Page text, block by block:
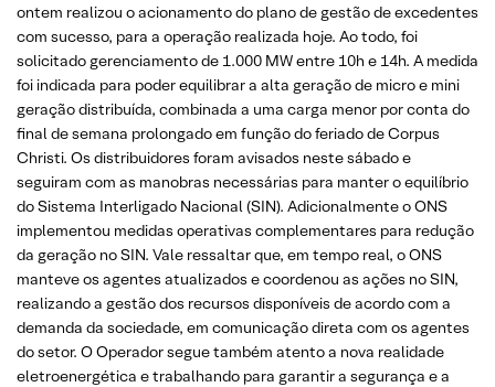
ontem realizou o acionamento do plano de gestão de excedentes
com sucesso, para a operação realizada hoje. Ao todo, foi
solicitado gerenciamento de 1.000 MW entre 10h e 14h. A medida
foi indicada para poder equilibrar a alta geração de micro e mini
geração distribuída, combinada a uma carga menor por conta do
final de semana prolongado em função do feriado de Corpus
Christi. Os distribuidores foram avisados neste sábado e
seguiram com as manobras necessárias para manter o equilíbrio
do Sistema Interligado Nacional (SIN). Adicionalmente o ONS
implementou medidas operativas complementares para redução
da geração no SIN. Vale ressaltar que, em tempo real, o ONS
manteve os agentes atualizados e coordenou as ações no SIN,
realizando a gestão dos recursos disponíveis de acordo com a
demanda da sociedade, em comunicação direta com os agentes
do setor. O Operador segue também atento a nova realidade
eletroenergética e trabalhando para garantir a segurança e a